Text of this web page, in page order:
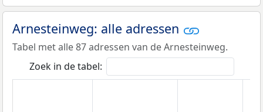
Arnesteinweg: alle adressen
Tabel met alle 87 adressen van de Arnesteinweg.
Zoek in de tabel: